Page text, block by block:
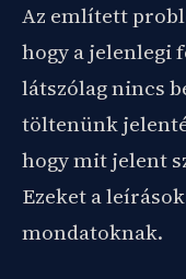
Az említett
hogy a jelenlegi
látszólag nincs
töltenünk
hogy mit jelent
Ezeket a
mondatoknak.